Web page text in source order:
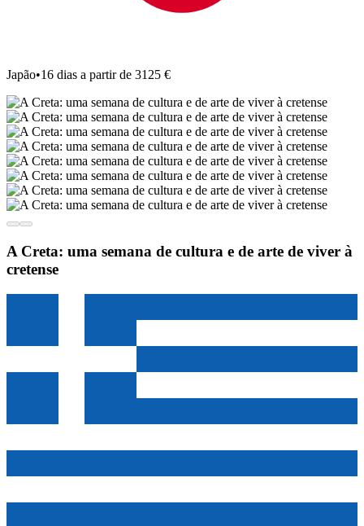
Japão•16 dias a partir de 3125 €
A Creta: uma semana de cultura e de arte de viver à
cretense